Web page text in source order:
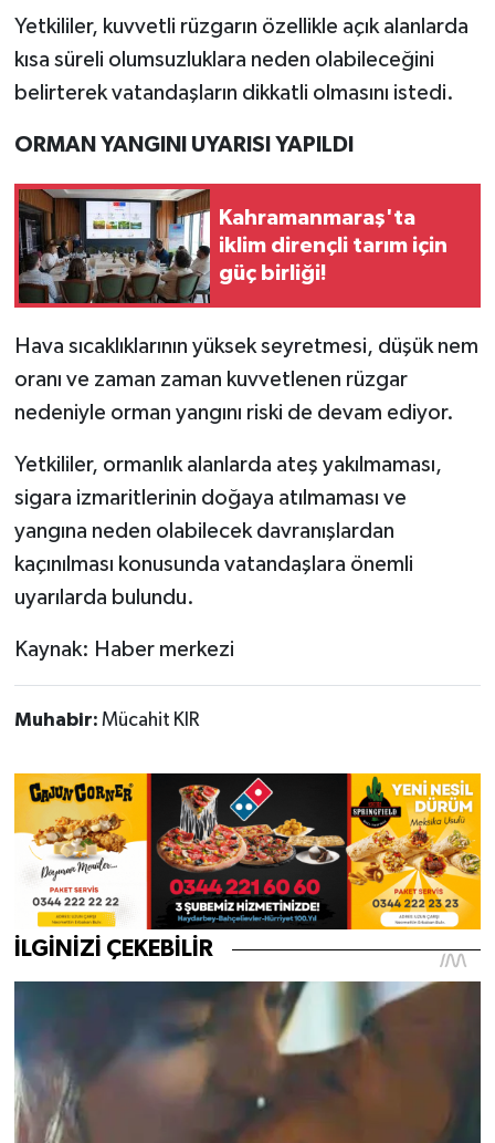
Yetkililer, kuvvetli rüzgarın özellikle açık alanlarda
kısa süreli olumsuzluklara neden olabileceğini
belirterek vatandaşların dikkatli olmasını istedi.
ORMAN YANGINI UYARISI YAPILDI
Kahramanmaraş'ta
iklim dirençli tarım için
güç birliği!
Hava sıcaklıklarının yüksek seyretmesi, düşük nem
oranı ve zaman zaman kuvvetlenen rüzgar
nedeniyle orman yangını riski de devam ediyor.
Yetkililer, ormanlık alanlarda ateş yakılmaması,
sigara izmaritlerinin doğaya atılmaması ve
yangına neden olabilecek davranışlardan
kaçınılması konusunda vatandaşlara önemli
uyarılarda bulundu.
Kaynak: Haber merkezi
Muhabir: Mücahit KIR